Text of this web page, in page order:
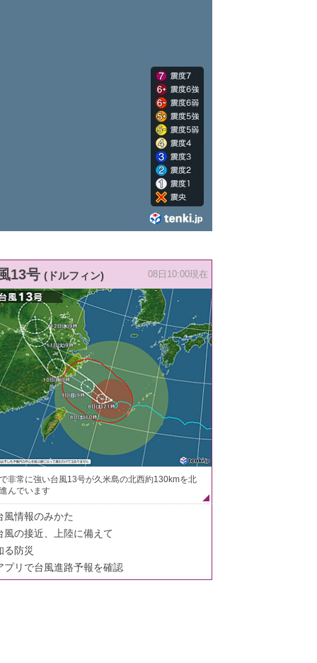
13号 (ドルフィン) 08日10:00現在
非常に強い台風13号が久米島の北西約130kmを北
んでいます
風情報のみかた
風の接近、上陸に備えて
る防災
プリで台風進路予報を確認